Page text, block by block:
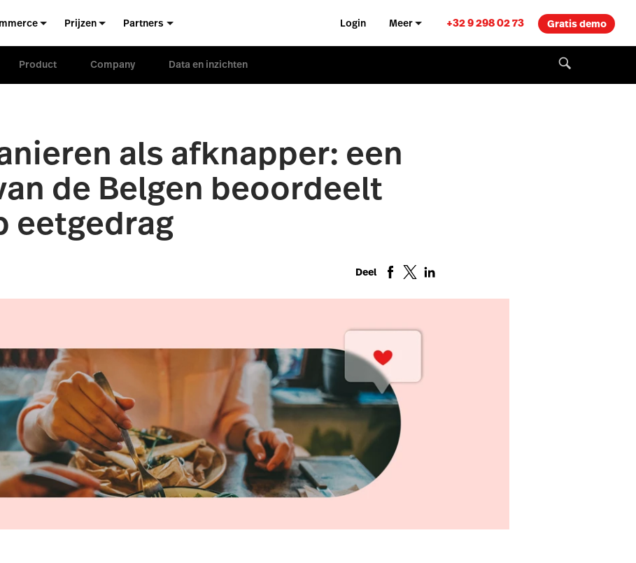
Prijzen Partners Login Meer +32 9 298 02 73 Gratis demo
Product Company Data en inzichten
als afknapper: een
de Belgen beoordeelt
eetgedrag
Deel